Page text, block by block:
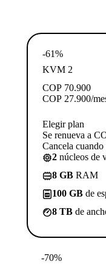
-61%
KVM 2
COP 70.900
COP 27.900/
Elegir plan
Se renueva a
Cancela cuando
2 núcleos de
8 GB RAM
100 GB de
8 TB de
-70%